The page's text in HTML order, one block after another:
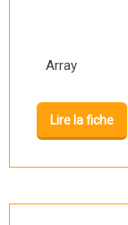
Array
Lire la fiche